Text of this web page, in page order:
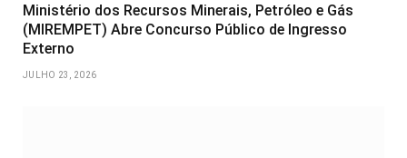
Ministério dos Recursos Minerais, Petróleo e Gás
(MIREMPET) Abre Concurso Público de Ingresso
Externo
JULHO 23, 2026